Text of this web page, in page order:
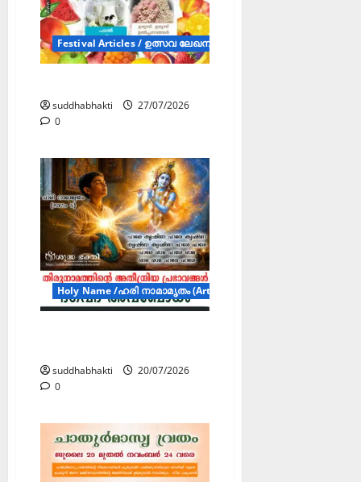
Festival Articles / ഉത്സവ ലേഖനങ്ങൾ (FA)
suddhabhakti
27/07/2026
0
Holy Name /ഹരി നാമാമൃതം (Articles)
suddhabhakti
20/07/2026
0